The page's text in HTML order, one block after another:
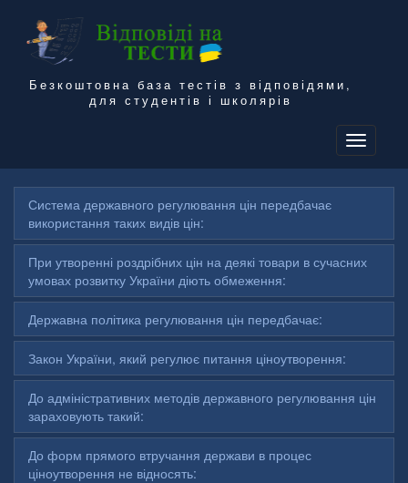
Безкоштовна база тестів з відповідями,
для студентів і школярів
Система державного регулювання цін передбачає
використання таких видів цін:
При утворенні роздрібних цін на деякі товари в сучасних
умовах розвитку України діють обмеження:
Державна політика регулювання цін передбачає:
Закон України, який регулює питання ціноутворення:
До адміністративних методів державного регулювання цін
зараховують такий:
До форм прямого втручання держави в процес
ціноутворення не відносять: